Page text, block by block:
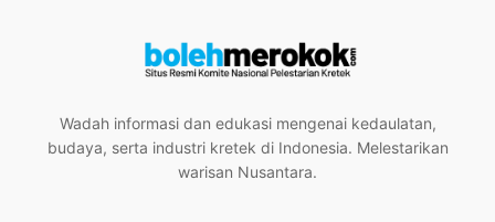
Wadah informasi dan edukasi mengenai kedaulatan,
budaya, serta industri kretek di Indonesia. Melestarikan
warisan Nusantara.